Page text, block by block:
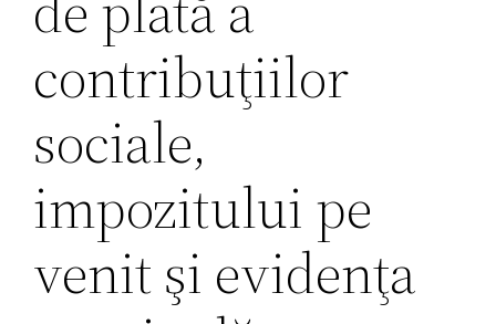
contribuţiilor
sociale,
impozitului pe
venit şi evidenţa